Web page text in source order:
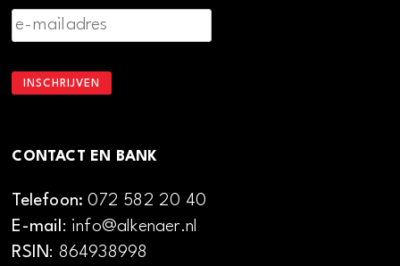
CONTACT EN BANK
Telefoon:072 582 20 40
E-mail: info@alkenaer.nl
RSIN: 864938998